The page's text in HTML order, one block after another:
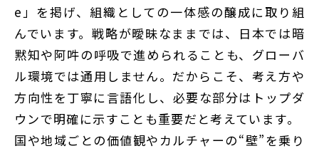
e」を掲げ、組織としての一体感の醸成に取り組
んでいます。戦略が曖昧なままでは、日本では暗
黙知や阿吽の呼吸で進められることも、グローバ
ル環境では通用しません。だからこそ、考え方や
方向性を丁寧に言語化し、必要な部分はトップダ
ウンで明確に示すことも重要だと考えています。
国や地域ごとの価値観やカルチャーの“壁”を乗り